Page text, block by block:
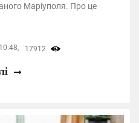
Маріуполя. Про це
17912